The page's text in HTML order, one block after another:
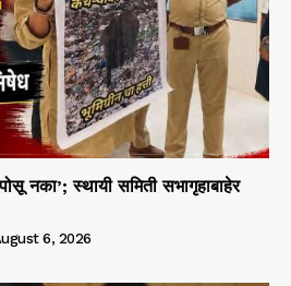
नका’; स्थायी समिती सभागृहाबाहेर
6, 2026